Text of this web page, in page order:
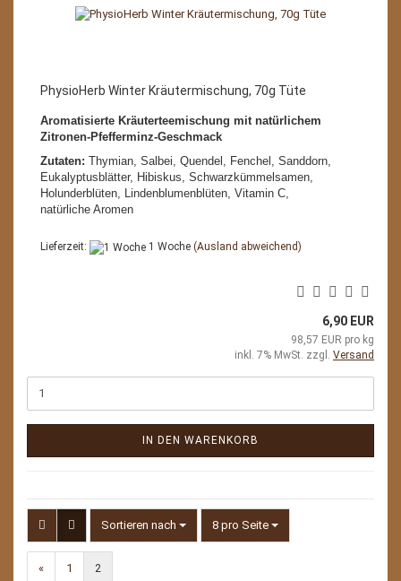
PhysioHerb Winter Kräutermischung, 70g Tüte
Aromatisierte Kräuterteemischung mit natürlichem
Zitronen-Pfefferminz-Geschmack
Zutaten: Thymian, Salbei, Quendel, Fenchel, Sanddorn,
Eukalyptusblätter, Hibiskus, Schwarzkümmelsamen,
Holunderblüten, Lindenblumenblüten, Vitamin C,
natürliche Aromen
Lieferzeit: 1 Woche (Ausland abweichend)
6,90 EUR
98,57 EUR pro kg
inkl. 7% MwSt. zzgl. Versand
IN DEN WARENKORB
Sortieren nach
Sortieren nach 8 pro Seite
pro Seite
« 1 2